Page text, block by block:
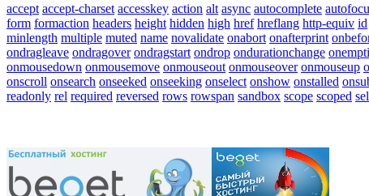
accept accept-charset accesskey action alt async autocomplete
form formaction headers height hidden high href hreflang http-equiv id
minlength multiple muted name novalidate onabort onafterprint
ondragleave ondragover ondragstart ondrop ondurationchange
onmousedown onmousemove onmouseout onmouseover onmouseup
onscroll onsearch onseeked onseeking onselect onshow onstalled
readonly rel required reversed rows rowspan sandbox scope scoped